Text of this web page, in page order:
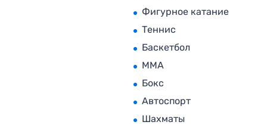
Фигурное катание
Теннис
Баскетбол
MMA
Бокс
Автоспорт
Шахматы